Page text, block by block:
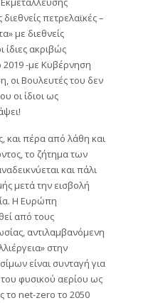
πετρελαϊκές –
με διεθνείς
ίδιες ακριβώς
2019 -με Κυβέρνηση
οι Βουλευτές του δεν
οι ίδιοι ως
και πέρα από λάθη και
το ζήτημα των
και πάλι
μετά την εισβολή
Η Ευρώπη
από τους
αντιλαμβανόμενη
στην
είναι συνταγή για
φυσικού αερίου ως
το net-zero το 2050